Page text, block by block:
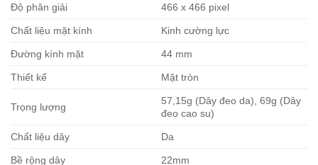
Độ phân giải 466 x 466 pixel
Chất liệu mặt kính Kinh cường lực
Đường kính mặt 44 mm
Thiết kế Mặt tròn
Trọng lượng
57,15g (Dây đeo da), 69g (Dây
đeo cao su)
Chất liệu dây Da
Bề rộng dây 22mm